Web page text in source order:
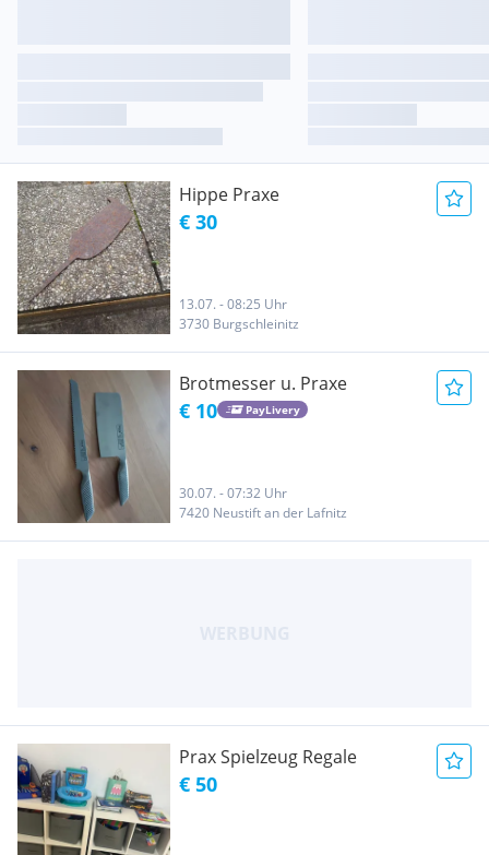
Hippe Praxe
€ 30
13.07. - 08:25 Uhr
3730 Burgschleinitz
Brotmesser u. Praxe
€ 10 PayLivery
30.07. - 07:32 Uhr
7420 Neustift an der Lafnitz
Prax Spielzeug Regale
€ 50